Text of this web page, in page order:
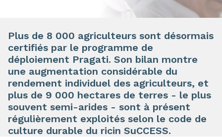
Plus de 8 000 agriculteurs sont désormais
certifiés par le programme de
déploiement Pragati. Son bilan montre
une augmentation considérable du
rendement individuel des agriculteurs, et
plus de 9 000 hectares de terres - le plus
souvent semi-arides - sont à présent
régulièrement exploités selon le code de
culture durable du ricin SuCCESS.